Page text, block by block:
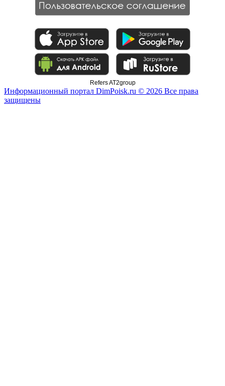
Refers AT2group
Информационный портал DimPoisk.ru © 2026 Все права
защищены